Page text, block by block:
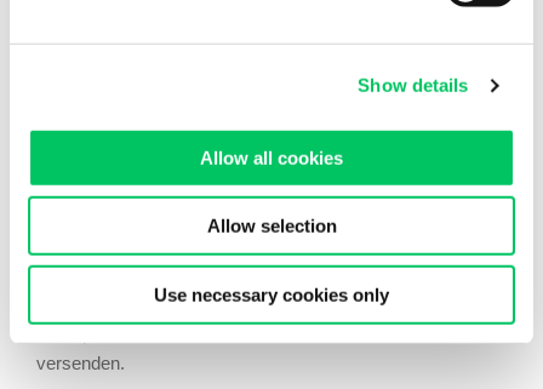
Show details
Allow all cookies
Allow selection
Use necessary cookies only
abzuwickeln.
können diese Kosten variieren, je nachdem wer die
Dienstleistungen ausführt, aber auch in Bezug auf die Art
des Kunden, der diese Dienstleistungen für den Transport
und die Zollabfertigung in Anspruch nimmt. Ein grosses
Versand sicherlich anders behandelt werden als
versenden.